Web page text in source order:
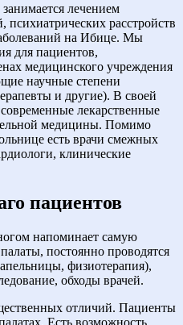
лечением
психиатрических расстройств
на Ибице. Мы
для пациентов,
медицинского учреждения
научные степени
и другие). В своей
лекарственные
медицины. Помимо
есть врачи смежных
клинические
пациентов
напоминает самую
постоянно проводятся
физиотерапия),
обходы врачей.
отличий. Пациенты
Есть возможность